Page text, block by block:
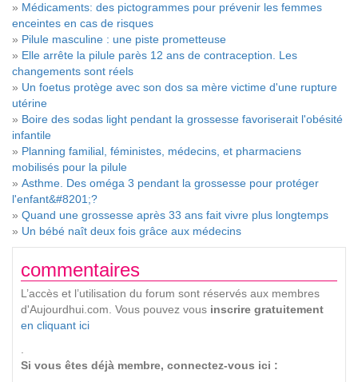
» Médicaments: des pictogrammes pour prévenir les femmes
enceintes en cas de risques
» Pilule masculine : une piste prometteuse
» Elle arrête la pilule parès 12 ans de contraception. Les
changements sont réels
» Un foetus protège avec son dos sa mère victime d'une rupture
utérine
» Boire des sodas light pendant la grossesse favoriserait l'obésité
infantile
» Planning familial, féministes, médecins, et pharmaciens
mobilisés pour la pilule
» Asthme. Des oméga 3 pendant la grossesse pour protéger
l'enfant&#8201;?
» Quand une grossesse après 33 ans fait vivre plus longtemps
» Un bébé naît deux fois grâce aux médecins
commentaires
L’accès et l’utilisation du forum sont réservés aux membres
d'Aujourdhui.com. Vous pouvez vous inscrire gratuitement
en cliquant ici
.
Si vous êtes déjà membre, connectez-vous ici :